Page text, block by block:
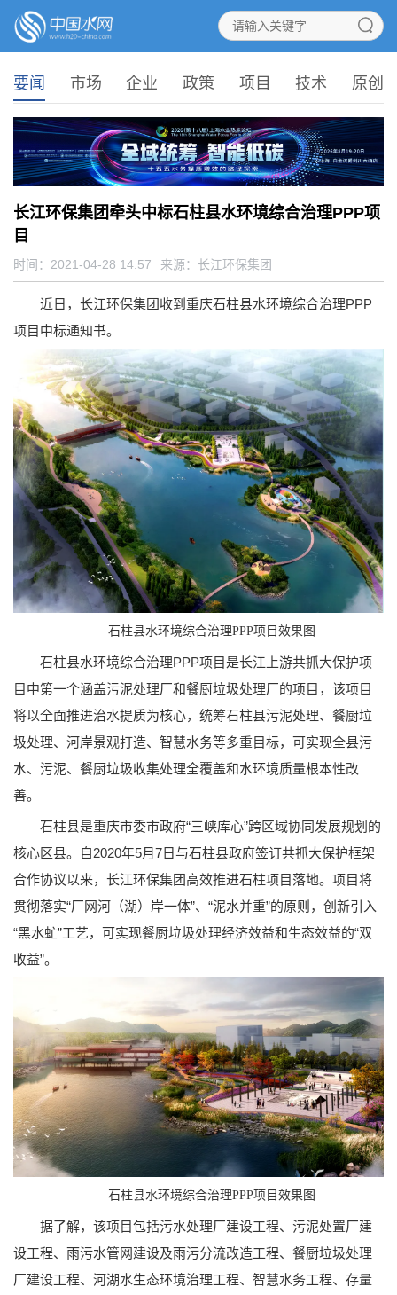
要闻 市场 企业 政策 项目 技术 原创
长江环保集团牵头中标石柱县水环境综合治理PPP项
目
时间：2021-04-28 14:57 来源： 长江环保集团
近日，长江环保集团收到重庆石柱县水环境综合治理PPP
项目中标通知书。
石柱县水环境综合治理PPP项目效果图
石柱县水环境综合治理PPP项目是长江上游共抓大保护项
目中第一个涵盖污泥处理厂和餐厨垃圾处理厂的项目，该项目
将以全面推进治水提质为核心，统筹石柱县污泥处理、餐厨垃
圾处理、河岸景观打造、智慧水务等多重目标，可实现全县污
水、污泥、餐厨垃圾收集处理全覆盖和水环境质量根本性改
善。
石柱县是重庆市委市政府“三峡库心”跨区域协同发展规划的
核心区县。自2020年5月7日与石柱县政府签订共抓大保护框架
合作协议以来，长江环保集团高效推进石柱项目落地。项目将
贯彻落实“厂网河（湖）岸一体”、“泥水并重”的原则，创新引入
“黑水虻”工艺，可实现餐厨垃圾处理经济效益和生态效益的“双
收益”。
石柱县水环境综合治理PPP项目效果图
据了解，该项目包括污水处理厂建设工程、污泥处置厂建
设工程、雨污水管网建设及雨污分流改造工程、餐厨垃圾处理
厂建设工程、河湖水生态环境治理工程、智慧水务工程、存量